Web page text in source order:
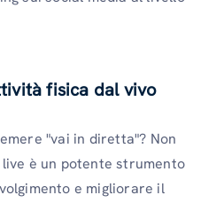
fisica dal vivo
"vai in diretta"? Non
è un potente strumento
e migliorare il